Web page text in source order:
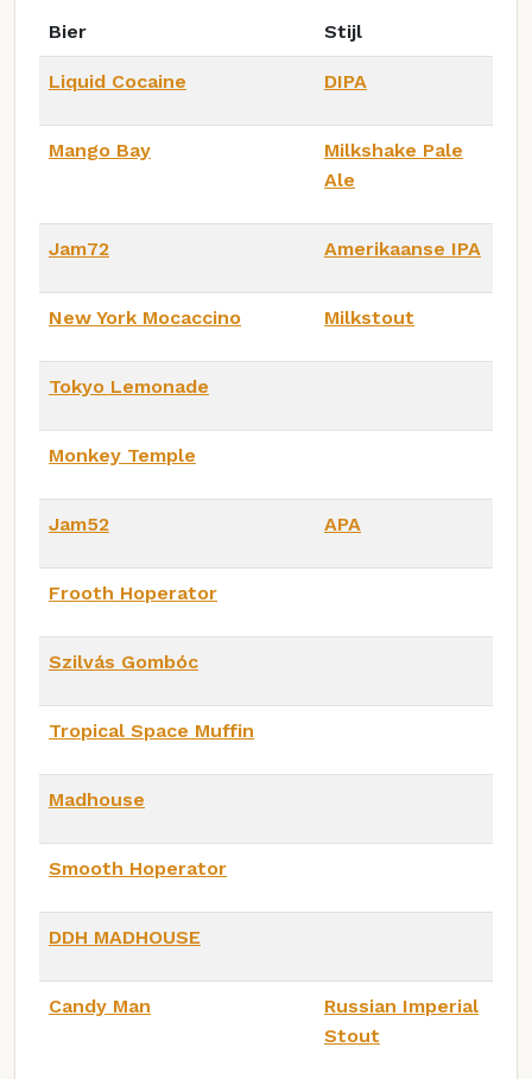
Bier Stijl
Liquid Cocaine DIPA
Mango Bay
Milkshake Pale
Ale
Jam72 Amerikaanse IPA
New York Mocaccino Milkstout
Tokyo Lemonade
Monkey Temple
Jam52 APA
Frooth Hoperator
Szilvás Gombóc
Tropical Space Muffin
Madhouse
Smooth Hoperator
DDH MADHOUSE
Candy Man
Russian Imperial
Stout